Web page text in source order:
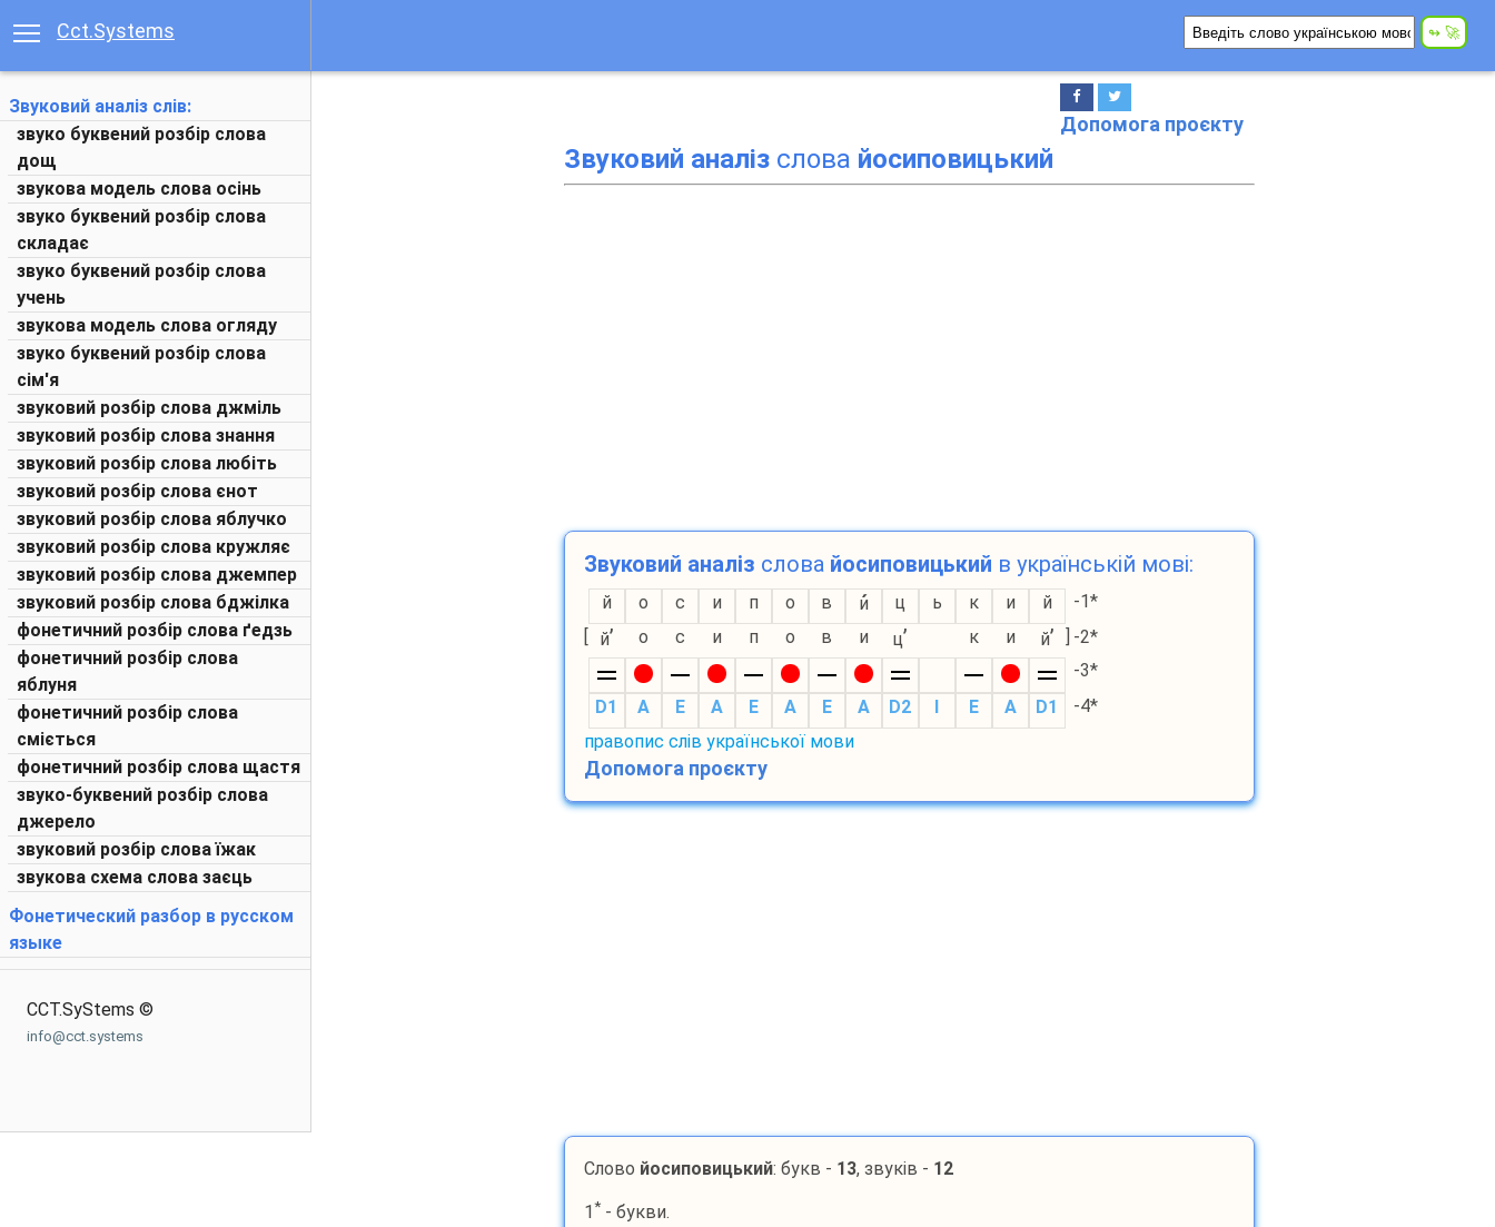
Cct.Systems
Звуковий аналіз слів:
звуко буквений розбір слова
дощ
звукова модель слова осінь
звуко буквений розбір слова
складає
звуко буквений розбір слова
учень
звукова модель слова огляду
звуко буквений розбір слова
сім'я
звуковий розбір слова джміль
звуковий розбір слова знання
звуковий розбір слова любіть
звуковий розбір слова єнот
звуковий розбір слова яблучко
звуковий розбір слова кружляє
звуковий розбір слова джемпер
звуковий розбір слова бджілка
фонетичний розбір слова ґедзь
фонетичний розбір слова
яблуня
фонетичний розбір слова
сміється
фонетичний розбір слова щастя
звуко-буквений розбір слова
джерело
звуковий розбір слова їжак
звукова схема слова заєць
Фонетический разбор в русском
языке
CCT.SyStems ©
info@cct.systems
Допомога проєкту
Звуковий аналізслова йосиповицький
Звуковий аналіз слова йосиповицький в українській мові:
й о с и п о в и ц ь к и й
-1*
[
й’ о с и п о в и ц’ к и й’ ] -2*
-3*
D1
A E A E A E A D2 I E A D1
-4*
правопис слів української мови
Допомога проєкту
Слово йосиповицький: букв - 13, звуків - 12
1 *- букви.